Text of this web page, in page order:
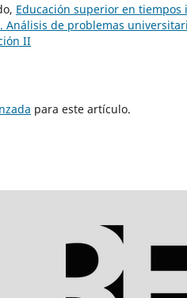
Educación superior en
Análisis de problemas
II
para este artículo.